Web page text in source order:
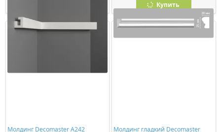
Купить
Молдинг Decomaster A242 Молдинг гладкий Decomaster